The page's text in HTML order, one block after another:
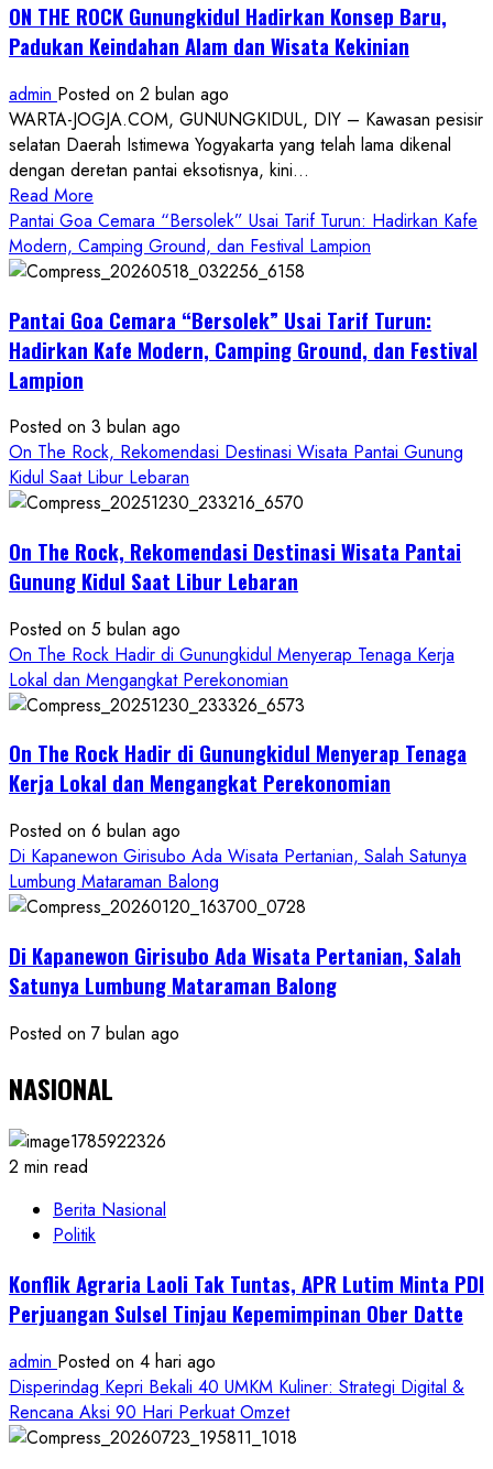
ON THE ROCK Gunungkidul Hadirkan Konsep Baru,
Padukan Keindahan Alam dan Wisata Kekinian
admin Posted on 2 bulan ago
WARTA-JOGJA.COM, GUNUNGKIDUL, DIY – Kawasan pesisir
selatan Daerah Istimewa Yogyakarta yang telah lama dikenal
dengan deretan pantai eksotisnya, kini...
Read More
more
about
ON
ROCK
Gunungkidul
Baru,
Padukan
Keindahan
Alam
Wisata
Kekinian
Pantai Goa Cemara “Bersolek” Usai Tarif Turun: Hadirkan Kafe
Modern, Camping Ground, dan Festival Lampion
Pantai Goa Cemara “Bersolek” Usai Tarif Turun:
Hadirkan Kafe Modern, Camping Ground, dan Festival
Lampion
Posted on 3 bulan ago
On The Rock, Rekomendasi Destinasi Wisata Pantai Gunung
Kidul Saat Libur Lebaran
On The Rock, Rekomendasi Destinasi Wisata Pantai
Gunung Kidul Saat Libur Lebaran
Posted on 5 bulan ago
On The Rock Hadir di Gunungkidul Menyerap Tenaga Kerja
Lokal dan Mengangkat Perekonomian
On The Rock Hadir di Gunungkidul Menyerap Tenaga
Kerja Lokal dan Mengangkat Perekonomian
Posted on 6 bulan ago
Di Kapanewon Girisubo Ada Wisata Pertanian, Salah Satunya
Lumbung Mataraman Balong
Di Kapanewon Girisubo Ada Wisata Pertanian, Salah
Satunya Lumbung Mataraman Balong
Posted on 7 bulan ago
NASIONAL
2 min read
Berita Nasional
Politik
Konflik Agraria Laoli Tak Tuntas, APR Lutim Minta PDI
Perjuangan Sulsel Tinjau Kepemimpinan Ober Datte
admin Posted on 4 hari ago
Disperindag Kepri Bekali 40 UMKM Kuliner: Strategi Digital &
Rencana Aksi 90 Hari Perkuat Omzet